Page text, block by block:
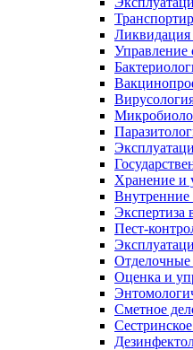
Ликвидация
Управление
Хранение и
Экспертиза
Пест-
Отделочные
Оценка и
Сметное